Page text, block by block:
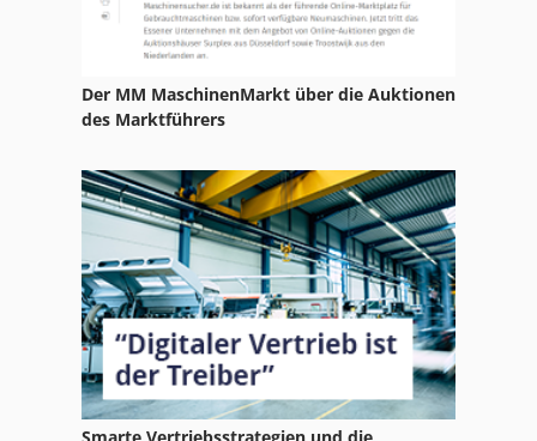
Jet Jwl 1442
Jet Nassschleifer
Johannsen
Jonescheit
Josting
Jutec 6000
Jäckle Schweißgeräte
Karusselldrehmaschine Jungenthal
Der MM MaschinenMarkt über die Auktionen
des Marktführers
Smarte Vertriebsstrategien und die